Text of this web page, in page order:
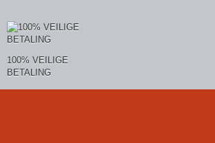
100% VEILIGE
BETALING